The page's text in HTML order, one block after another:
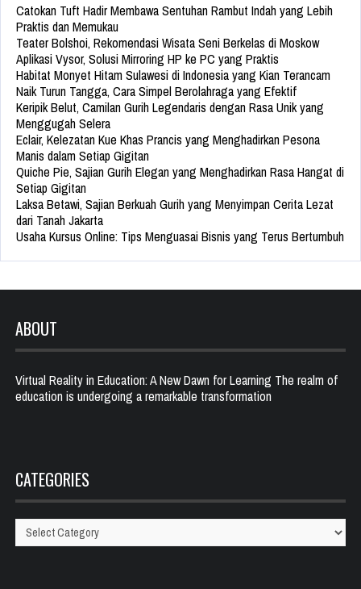
Catokan Tuft Hadir Membawa Sentuhan Rambut Indah yang Lebih
Praktis dan Memukau
Teater Bolshoi, Rekomendasi Wisata Seni Berkelas di Moskow
Aplikasi Vysor, Solusi Mirroring HP ke PC yang Praktis
Habitat Monyet Hitam Sulawesi di Indonesia yang Kian Terancam
Naik Turun Tangga, Cara Simpel Berolahraga yang Efektif
Keripik Belut, Camilan Gurih Legendaris dengan Rasa Unik yang
Menggugah Selera
Eclair, Kelezatan Kue Khas Prancis yang Menghadirkan Pesona
Manis dalam Setiap Gigitan
Quiche Pie, Sajian Gurih Elegan yang Menghadirkan Rasa Hangat di
Setiap Gigitan
Laksa Betawi, Sajian Berkuah Gurih yang Menyimpan Cerita Lezat
dari Tanah Jakarta
Usaha Kursus Online: Tips Menguasai Bisnis yang Terus Bertumbuh
ABOUT
Virtual Reality in Education: A New Dawn for Learning The realm of
education is undergoing a remarkable transformation
CATEGORIES
Categories